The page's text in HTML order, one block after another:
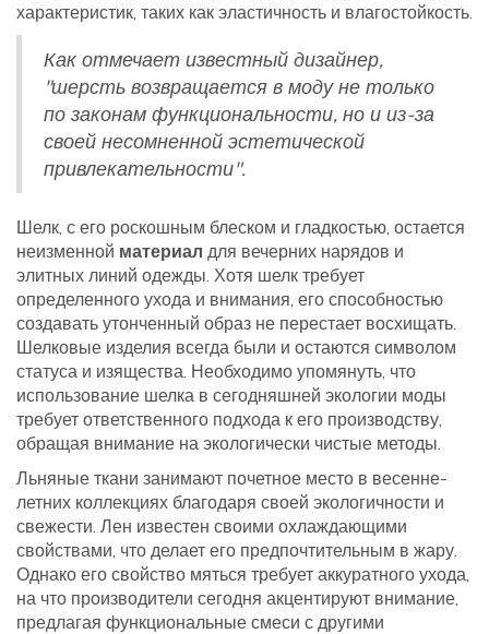
характеристик, таких как эластичность и влагостойкость.
Как отмечает известный дизайнер,
"шерсть возвращается в моду не только
по законам функциональности, но и из-за
своей несомненной эстетической
привлекательности".
Шелк, с его роскошным блеском и гладкостью, остается
неизменной материал для вечерних нарядов и
элитных линий одежды. Хотя шелк требует
определенного ухода и внимания, его способностью
создавать утонченный образ не перестает восхищать.
Шелковые изделия всегда были и остаются символом
статуса и изящества. Необходимо упомянуть, что
использование шелка в сегодняшней экологии моды
требует ответственного подхода к его производству,
обращая внимание на экологически чистые методы.
Льняные ткани занимают почетное место в весенне-
летних коллекциях благодаря своей экологичности и
свежести. Лен известен своими охлаждающими
свойствами, что делает его предпочтительным в жару.
Однако его свойство мяться требует аккуратного ухода,
на что производители сегодня акцентируют внимание,
предлагая функциональные смеси с другими